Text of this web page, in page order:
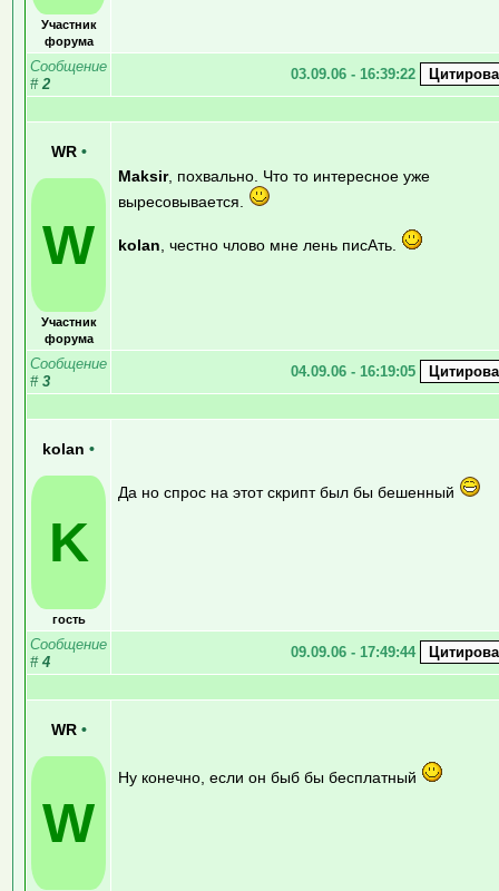
Участник
форума
Сообщение
# 2
03.09.06 - 16:39:22
WR •
W
Участник
форума
Maksir, похвально. Что то интересное уже
выресовывается.
kolan , честно члово мне лень писАть.
Сообщение
# 3
04.09.06 - 16:19:05
kolan •
K
гость
Да но спрос на этот скрипт был бы бешенный
Сообщение
# 4
09.09.06 - 17:49:44
WR •
W
Ну конечно, если он быб бы бесплатный